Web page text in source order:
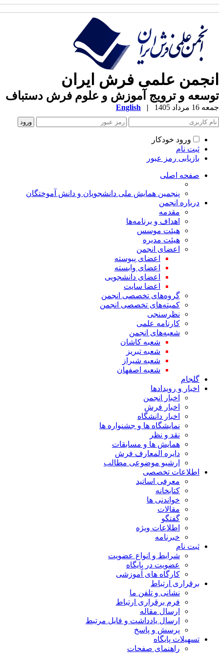
علمی فرش ایران
و ترویج آموزش و علوم فرش دستباف
مرداد 1405 |
English
ورود خودکار
ثبت نام
بازیابی رمز عبور
صفحه اصلی
پنجمین همایش ملی دانشجویان و دانش آموختگان
درباره انجمن
مقدمه
اهداف و برنامه‌ها
هیئت موسس
هیئت مدیره
اعضای انجمن
اعضای پیوسته
اعضای وابسته
اعضای دانشجویی
اعضا سایت
گروه‌های تخصصی انجمن
کمیته‌های تخصصی انجمن
نظرسنجی
کارنامه علمی
شعبه‌های انجمن
شعبه کاشان
شعبه تبریز
شعبه شیراز
شعبه اصفهان
گلجام
اخبار و رویدادها
اخبار انجمن
اخبار فرش
اخبار دانشگاه
نمایشگاه ها و جشنواره ها
نقد و نظر
همایش ها و مسابقات
دایره المعارف فرش
ارشیو موضوعی مطالب
اطلاعات تخصصی
معرفی اساتید
کتابخانه
خواندنی ها
مقالات
گفتگو
اطلاعات ویژه
خبرنامه
ثبت نام
شرایط و انواع عضویت
عضویت در پایگاه
کارگاه های آموزشی
برقراری ارتباط
نشانی و تلفن ما
فرم برقراری ارتباط
ارسال مقاله
ارسال یادداشت و فایل مرتبط
پرسش و پاسخ
تسهیلات پایگاه
راهنمای صفحات